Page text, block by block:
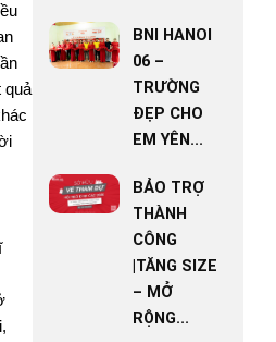
quả
BNI HANOI
06 –
TRƯỜNG
ĐẸP CHO
EM YÊN...
BẢO TRỢ
THÀNH
CÔNG
|TĂNG SIZE
– MỞ
RỘNG...